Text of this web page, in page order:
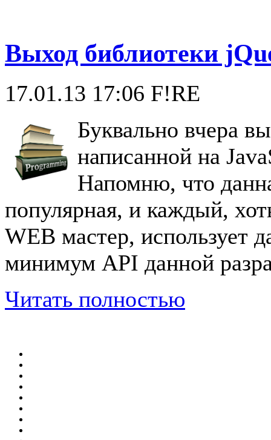
Выход библиотеки
17.01.13 17:06 F!RE
Буквально вчера
написанной на
Напомню, что
популярная, и каждый,
WEB мастер, использует
минимум API данной
Читать полностью